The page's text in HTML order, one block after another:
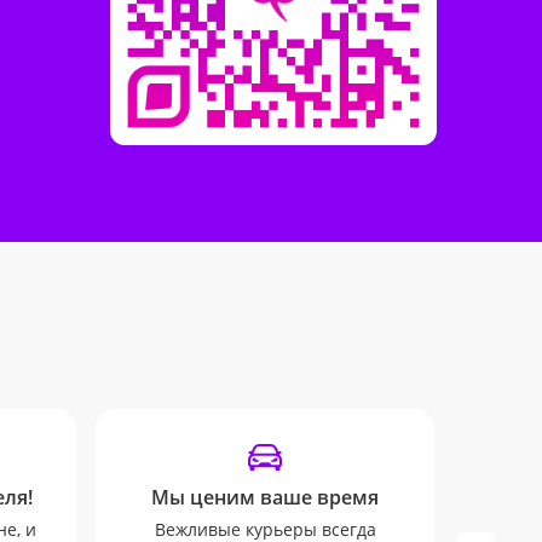
и
Мы ценим ваше время
Вежливые курьеры всегда